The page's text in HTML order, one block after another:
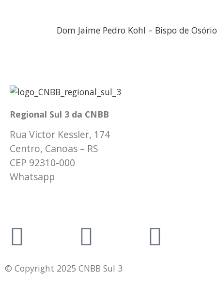
Dom Jaime Pedro Kohl – Bispo de Osório
Regional Sul 3 da CNBB
Rua Víctor Kessler, 174
Centro, Canoas – RS
CEP 92310-000
Whatsapp
© Copyright 2025 CNBB Sul 3